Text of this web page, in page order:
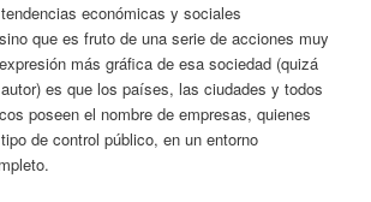
económicas y sociales
que es fruto de una serie de acciones muy
más gráfica de esa sociedad (quizá
es que los países, las ciudades y todos
poseen el nombre de empresas, quienes
de control público, en un entorno